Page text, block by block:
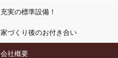
充実の標準設備！
家づくり後のお付き合い
会社概要